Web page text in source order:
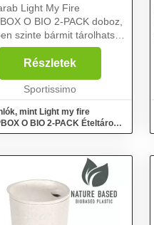
Light My Fire
O BIO 2-PACK doboz,
szinte bármit tárolhatsz.
fedele védi a
tartalmát, és persze a
is. Bioműanyagból
– cukornádból és...
Részletek
Sportissimo
mint Light my fire
O BIO 2-PACK Ételtároló
kék, méret